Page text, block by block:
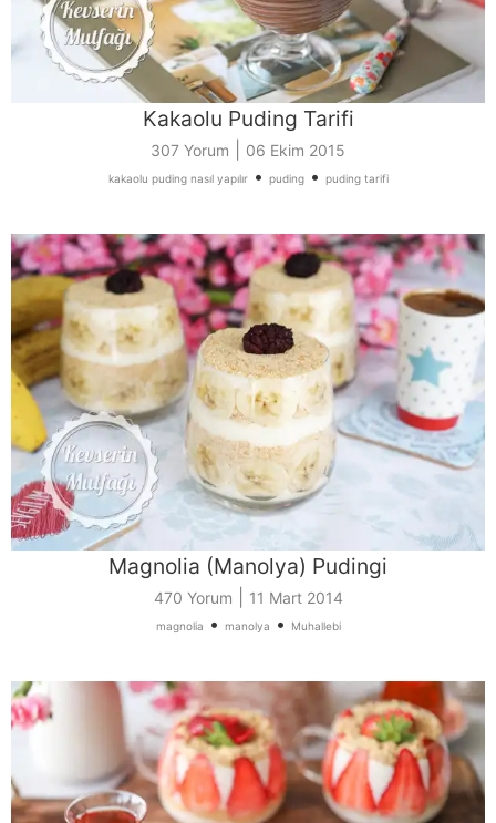
Kakaolu Puding Tarifi
307 Yorum 06 Ekim 2015
kakaolu puding nasıl yapılır• puding• puding tarifi
Magnolia (Manolya) Pudingi
470 Yorum 11 Mart 2014
magnolia • manolya • Muhallebi